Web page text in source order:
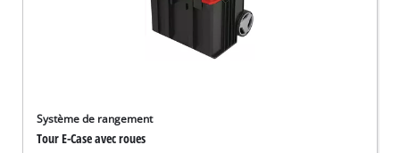
Système de rangement
Tour E-Case avec roues